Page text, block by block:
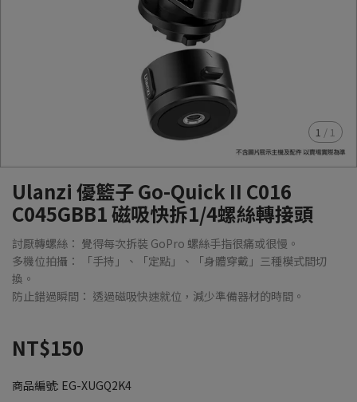
1 / 1
Ulanzi 優籃子 Go-Quick II C016
C045GBB1 磁吸快拆1/4螺絲轉接頭
討厭轉螺絲： 覺得每次拆裝 GoPro 螺絲手指很痛或很慢。
多機位拍攝： 「手持」、「定點」、「身體穿戴」三種模式間切
換。
防止錯過瞬間： 透過磁吸快速就位，減少準備器材的時間。
NT$150
商品編號: EG-XUGQ2K4